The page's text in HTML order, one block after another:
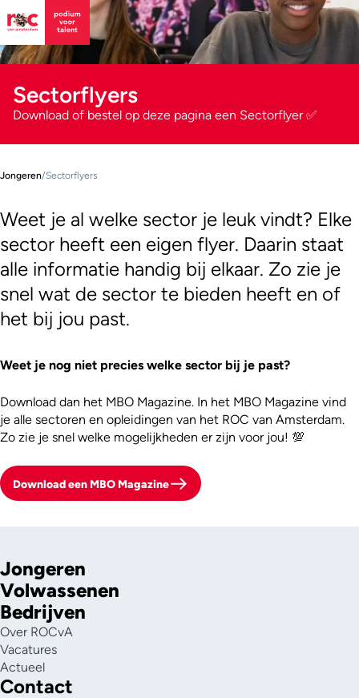
Sectorflyers
Download of bestel op deze pagina een Sectorflyer ✅
Jongeren/Sectorflyers
Weet je al welke sector je leuk vindt? Elke
sector heeft een eigen flyer. Daarin staat
alle informatie handig bij elkaar. Zo zie je
snel wat de sector te bieden heeft en of
het bij jou past.
Weet je nog niet precies welke sector bij je past?
Download dan het MBO Magazine. In het MBO Magazine vind
je alle sectoren en opleidingen van het ROC van Amsterdam.
Zo zie je snel welke mogelijkheden er zijn voor jou! 💯
Download een MBO Magazine
Jongeren
Volwassenen
Bedrijven
Over ROCvA
Vacatures
Actueel
Contact